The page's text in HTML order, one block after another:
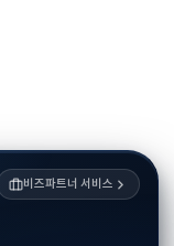
비즈파트너 서비스